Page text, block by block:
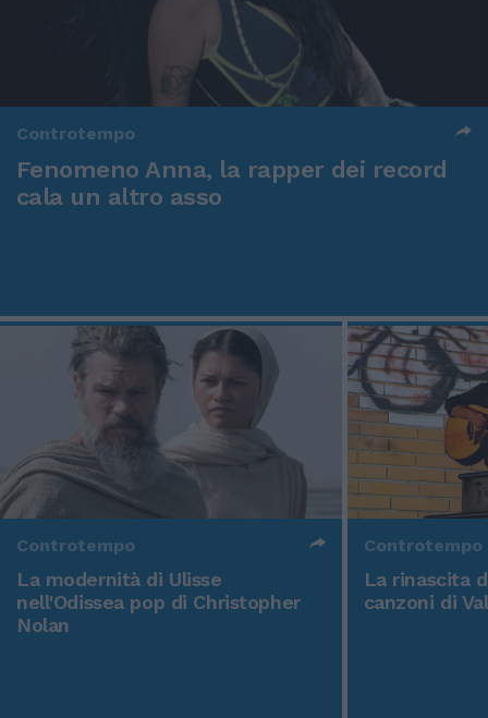
Controtempo
Fenomeno Anna, la rapper dei record
cala un altro asso
Controtempo
La modernità di Ulisse
nell'Odissea pop di Christopher
Nolan
Controtempo
La rinascita
canzoni di